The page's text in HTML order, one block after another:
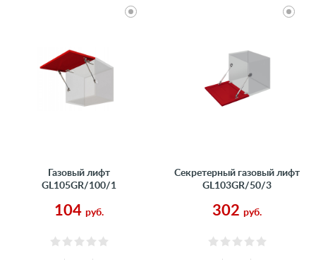
Газовый лифт
GL105GR/100/1
104 руб.
Секретерный газовый лифт
GL103GR/50/3
302 руб.